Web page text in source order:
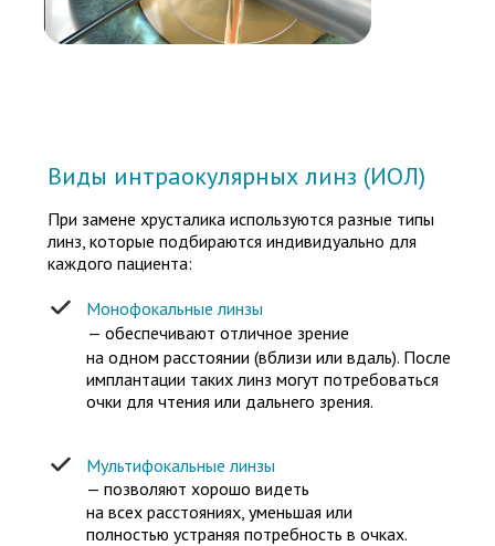
При замене хрусталика используются разные типы
линз, которые подбираются индивидуально для
каждого пациента:
Виды интраокулярных линз (ИОЛ)
Монофокальные линзы
— обеспечивают отличное зрение
на одном расстоянии (вблизи или вдаль). После
имплантации таких линз могут потребоваться
очки для чтения или дальнего зрения.
Мультифокальные линзы
— позволяют хорошо видеть
на всех расстояниях, уменьшая или
полностью устраняя потребность в очках.